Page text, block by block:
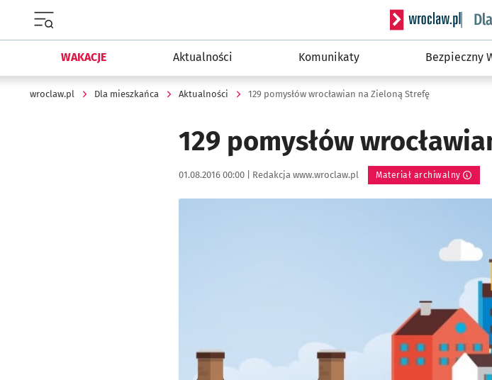
Serwis
WAKACJE Aktualności Komunikaty Bezpieczny
wroclaw.pl Dla mieszkańca Aktualności 129 pomysłów wrocławian na Zieloną Strefę
129 pomysłów
Data publikacji:
01.08.2016 00:00 | Autor:
Redakcja www.wroclaw.pl Materiał archiwalny